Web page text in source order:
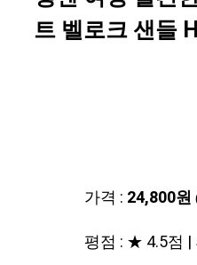
트 벨로크 샌들
가격 : 24,800원
평점 : ★ 4.5점 |